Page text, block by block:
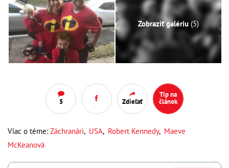
Zobraziť galériu (5)
5 Zdieľať
Tip na
článok
Viac o téme: Záchranári, USA, Robert Kennedy, Maeve
McKeanová